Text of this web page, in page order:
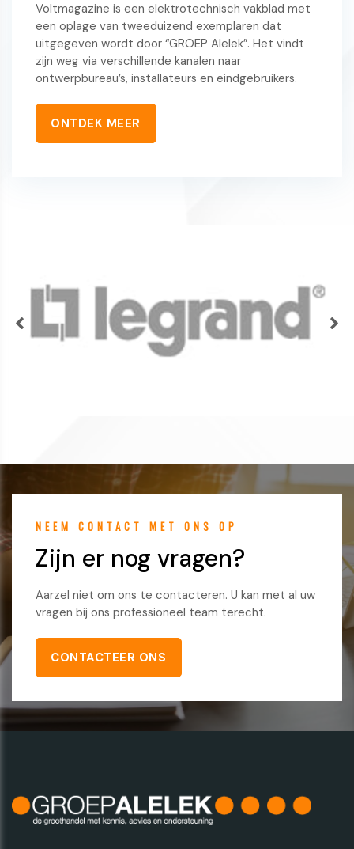
Voltmagazine is een elektrotechnisch vakblad met
een oplage van tweeduizend exemplaren dat
uitgegeven wordt door “GROEP Alelek”. Het vindt
zijn weg via verschillende kanalen naar
ontwerpbureau’s, installateurs en eindgebruikers.
ONTDEK MEER
NEEM CONTACT MET ONS OP
Zijn er nog vragen?
Aarzel niet om ons te contacteren. U kan met al uw
vragen bij ons professioneel team terecht.
CONTACTEER ONS